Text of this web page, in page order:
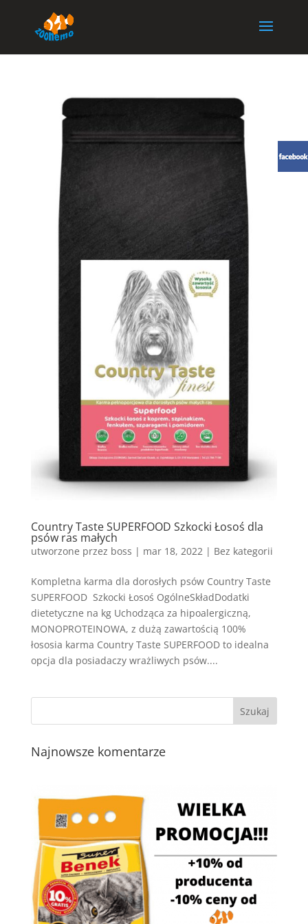
Country Taste SUPERFOOD Szkocki Łosoś dla
psów ras małych
utworzone przez boss | mar 18, 2022| Bez kategorii
Kompletna karma dla dorosłych psów Country Taste
SUPERFOOD Szkocki Łosoś OgólneSkładDodatki
dietetyczne na kg Uchodząca za hipoalergiczną,
MONOPROTEINOWA, z dużą zawartością 100%
łososia karma Country Taste SUPERFOOD to idealna
opcja dla posiadaczy wrażliwych psów....
Najnowsze komentarze